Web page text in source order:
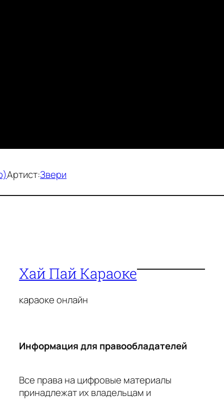
Артист:Звери
Хай Пай Караоке
караоке онлайн
Информация для правообладателей
Все права на цифровые материалы
принадлежат их владельцам и